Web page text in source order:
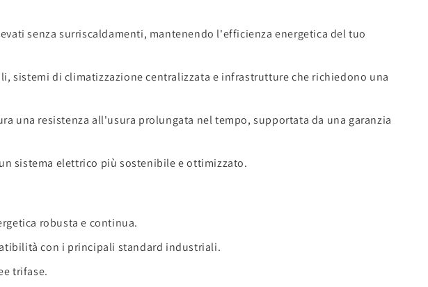
senza surriscaldamenti, mantenendo l'efficienza energetica del tuo
sistemi di climatizzazione centralizzata e infrastrutture che richiedono una
una resistenza all'usura prolungata nel tempo, supportata da una garanzia
sistema elettrico più sostenibile e ottimizzato.
robusta e continua.
con i principali standard industriali.
trifase.